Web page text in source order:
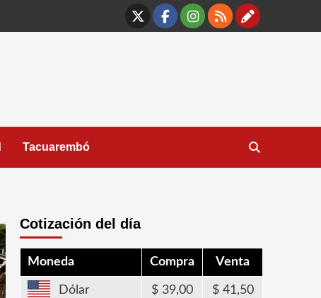
X Facebook
Instagram
RSS
Tacuarembó
Cotización del día
Moneda Compra Venta
Dólar 39,00 41,50